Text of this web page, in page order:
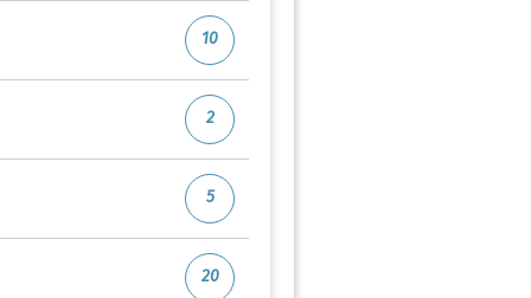
10
2
5
20